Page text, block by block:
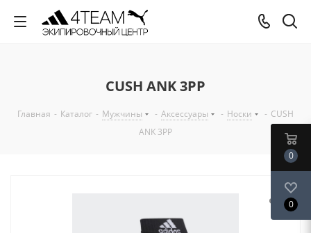
CUSH ANK 3PP
Главная - Каталог - Мужчины - Аксессуары - Носки - CUSH
ANK 3PP
0
0